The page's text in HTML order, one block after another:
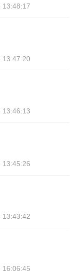
13:48:17
13:47:20
13:46:13
13:45:26
13:43:42
16:06:45